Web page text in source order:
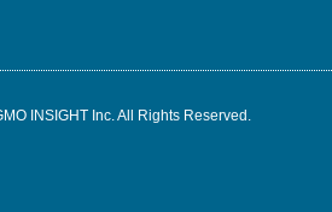
INSIGHT Inc. All Rights Reserved.